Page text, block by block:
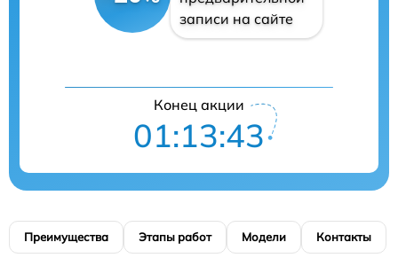
записи на сайте
Конец акции
01:13:43
Преимущества Этапы работ Модели Контакты